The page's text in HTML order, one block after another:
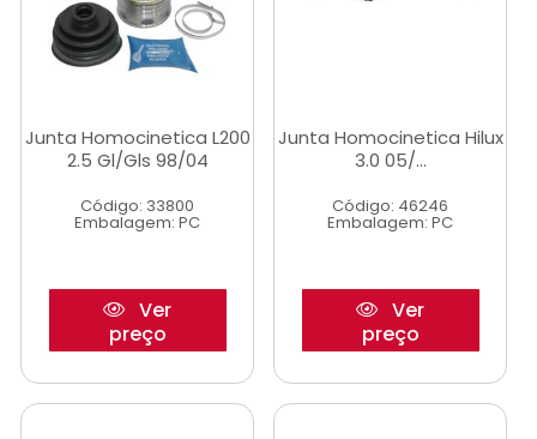
Junta Homocinetica L200
2.5 Gl/Gls 98/04
Código: 33800
Embalagem: PC
Ver
preço
Junta Homocinetica Hilux
3.0 05/...
Código: 46246
Embalagem: PC
Ver
preço